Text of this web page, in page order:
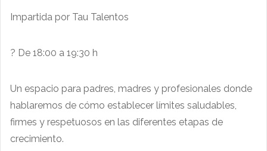
Impartida por Tau Talentos
? De 18:00 a 19:30 h
Un espacio para padres, madres y profesionales donde
hablaremos de cómo establecer límites saludables,
firmes y respetuosos en las diferentes etapas de
crecimiento.